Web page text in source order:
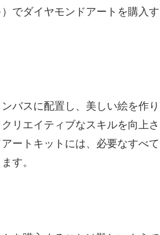
でダイヤモンドアートを購入す
バスに配置し、美しい絵を作り
リエイティブなスキルを向上さ
ートキットには、必要なすべて
す。